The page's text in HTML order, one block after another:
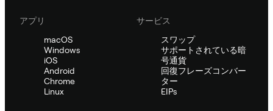
アプリ
macOS
Windows
iOS
Android
Chrome
Linux
サービス
スワップ
サポートされている暗
号通貨
回復フレーズコンバー
ター
EIPs